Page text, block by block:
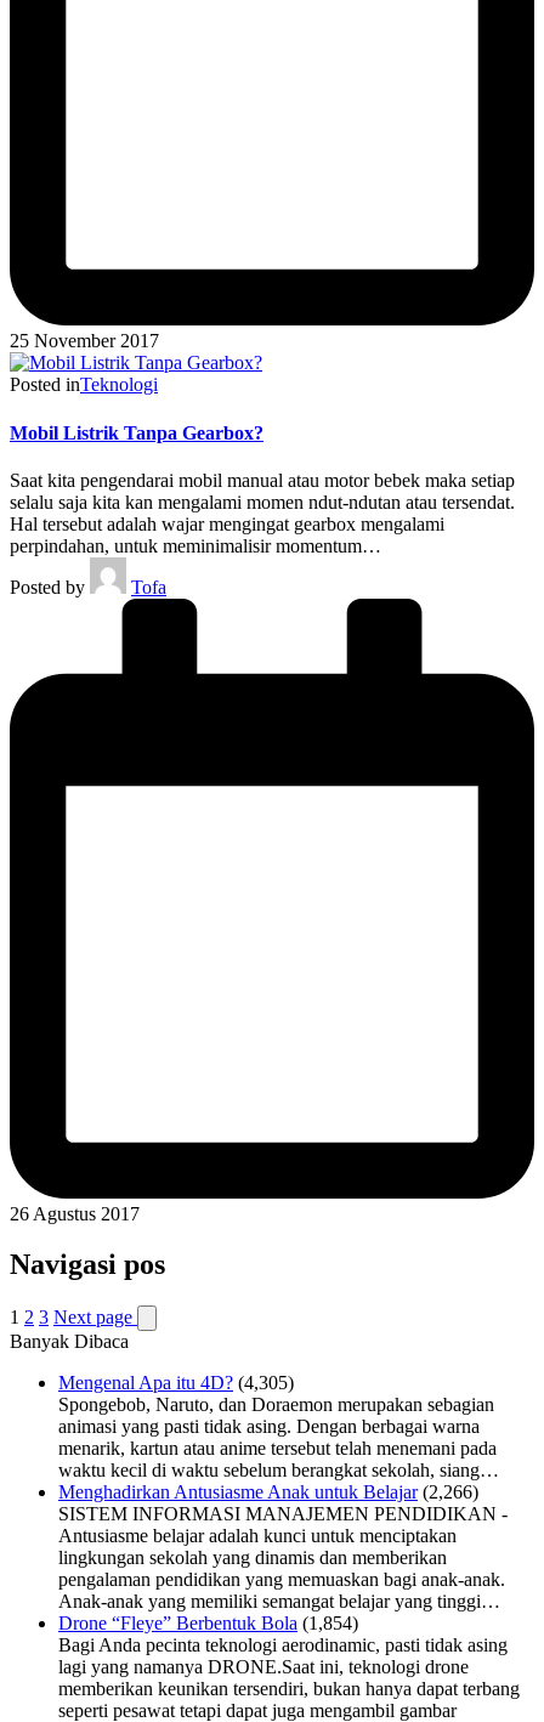
25 November 2017
Posted inTeknologi
Mobil Listrik Tanpa Gearbox?
Saat kita pengendarai mobil manual atau motor bebek maka setiap
selalu saja kita kan mengalami momen ndut-ndutan atau tersendat.
Hal tersebut adalah wajar mengingat gearbox mengalami
perpindahan, untuk meminimalisir momentum…
Posted by
Tofa
26 Agustus 2017
Navigasi pos
1 2 3 Next page
Banyak Dibaca
Mengenal Apa itu 4D? (4,305)
Spongebob, Naruto, dan Doraemon merupakan sebagian
animasi yang pasti tidak asing. Dengan berbagai warna
menarik, kartun atau anime tersebut telah menemani pada
waktu kecil di waktu sebelum berangkat sekolah, siang…
Menghadirkan Antusiasme Anak untuk Belajar (2,266)
SISTEM INFORMASI MANAJEMEN PENDIDIKAN -
Antusiasme belajar adalah kunci untuk menciptakan
lingkungan sekolah yang dinamis dan memberikan
pengalaman pendidikan yang memuaskan bagi anak-anak.
Anak-anak yang memiliki semangat belajar yang tinggi…
Drone “Fleye” Berbentuk Bola (1,854)
Bagi Anda pecinta teknologi aerodinamic, pasti tidak asing
lagi yang namanya DRONE.Saat ini, teknologi drone
memberikan keunikan tersendiri, bukan hanya dapat terbang
seperti pesawat tetapi dapat juga mengambil gambar